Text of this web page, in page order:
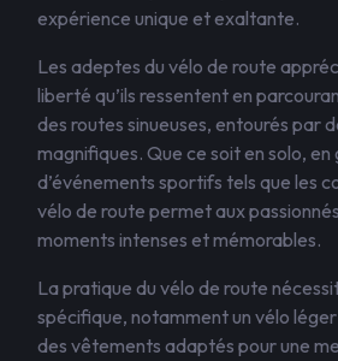
expérience unique et exaltante.
Les adeptes du vélo de route
liberté qu’ils ressentent en
des routes sinueuses, entourés par
magnifiques. Que ce soit en solo, en
d’événements sportifs tels que les
vélo de route permet aux
moments intenses et mémorables.
La pratique du vélo de route
spécifique, notamment un vélo
des vêtements adaptés pour une